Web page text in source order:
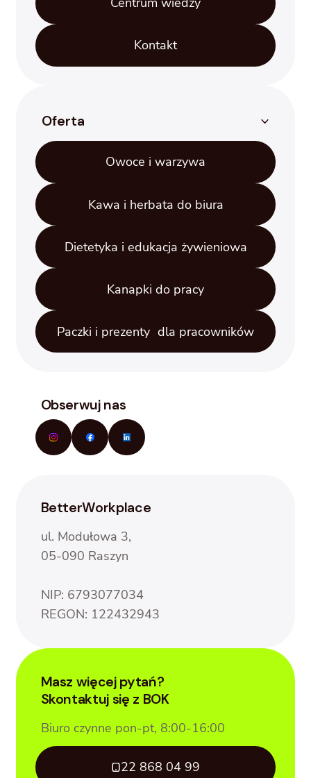
Kontakt
Oferta
Owoce i warzywa
Kawa i herbata do biura
Dietetyka i edukacja żywieniowa
Kanapki do pracy
Paczki i prezenty dla pracowników
Obserwuj nas
BetterWorkplace
ul. Modułowa 3,
05-090 Raszyn
NIP: 6793077034
REGON: 122432943
Masz więcej pytań?
Skontaktuj się z BOK
Biuro czynne pon-pt, 8:00-16:00
22 868 04 99